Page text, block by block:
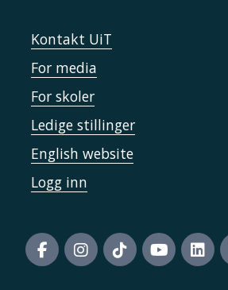
Kontakt UiT
For media
For skoler
Ledige stillinger
English website
Logg inn